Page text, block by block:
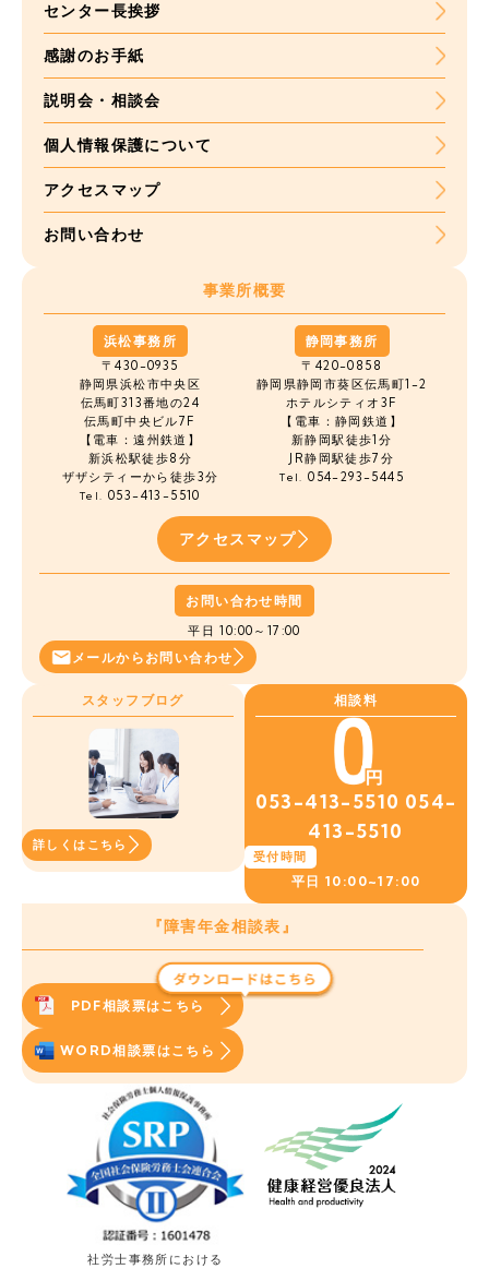
センター長挨拶
感謝のお手紙
説明会・相談会
個人情報保護について
アクセスマップ
お問い合わせ
事業所概要
浜松事務所
〒430-0935
静岡県浜松市中央区
伝馬町313番地の24
伝馬町中央ビル7F
【電車：遠州鉄道】
新浜松駅徒歩8分
ザザシティーから徒歩3分
Tel. 053-413-5510
静岡事務所
〒420-0858
静岡県静岡市葵区伝馬町1-2
ホテルシティオ3F
【電車：静岡鉄道】
新静岡駅徒歩1分
JR静岡駅徒歩7分
Tel. 054-293-5445
アクセスマップ
お問い合わせ時間
平日 10:00～17:00
メールから お問い合わせ
スタッフブログ
詳しくはこちら
相談料
053-413-5510 054-
413-5510
受付時間
平日 10:00~17:00
『障害年金相談表』
PDF相談票はこちら
WORD相談票はこちら
社労士事務所における